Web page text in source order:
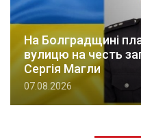
На Болградщині
вулицю на честь
Сергія Магли
07.08.2026